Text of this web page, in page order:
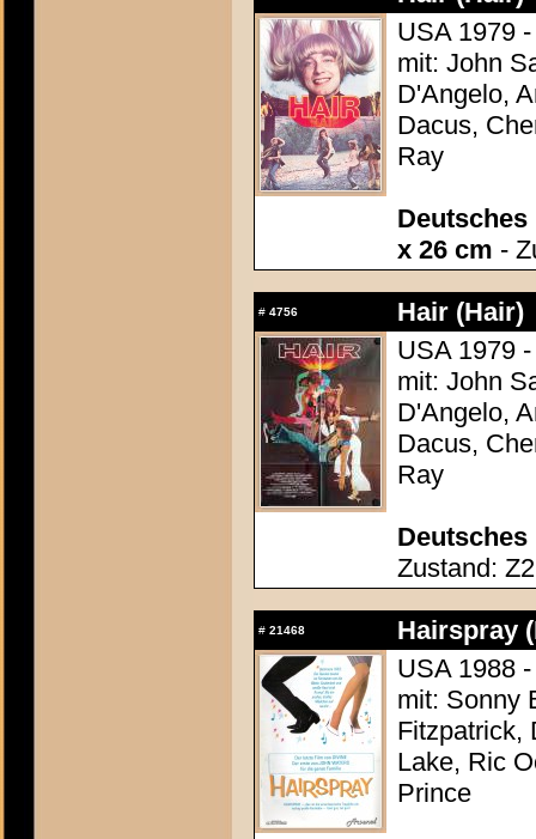
USA 1979
mit: John
D'Angelo,
Dacus,
Ray
x 26 cm -
# 4756
Hair (Hair)
USA 1979
mit: John
D'Angelo,
Dacus,
Ray
Deutsches
Zustand:
# 21468
Hairspray
USA 1988
mit: Sonny
Fitzpatrick,
Lake, Ric
Prince